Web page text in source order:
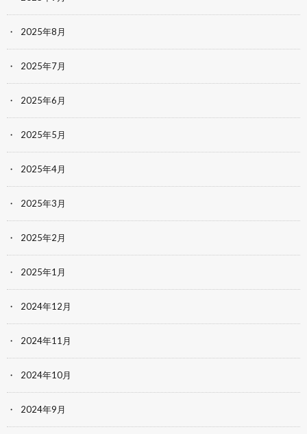
2025年8月
2025年7月
2025年6月
2025年5月
2025年4月
2025年3月
2025年2月
2025年1月
2024年12月
2024年11月
2024年10月
2024年9月